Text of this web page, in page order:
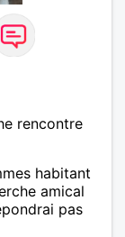
rencontre
habitant
amical
pas